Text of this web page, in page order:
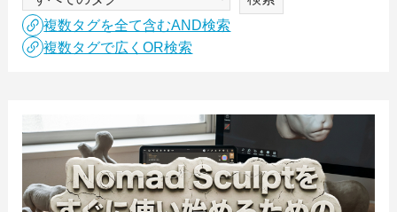
複数タグを全て含むAND検索
複数タグで広くOR検索